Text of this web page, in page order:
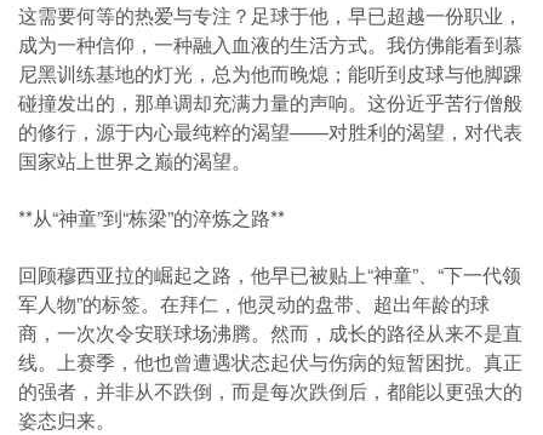
这需要何等的热爱与专注？足球于他，早已超越一份职业，
成为一种信仰，一种融入血液的生活方式。我仿佛能看到慕
尼黑训练基地的灯光，总为他而晚熄；能听到皮球与他脚踝
碰撞发出的，那单调却充满力量的声响。这份近乎苦行僧般
的修行，源于内心最纯粹的渴望——对胜利的渴望，对代表
国家站上世界之巅的渴望。
**从“神童”到“栋梁”的淬炼之路**
回顾穆西亚拉的崛起之路，他早已被贴上“神童”、“下一代领
军人物”的标签。在拜仁，他灵动的盘带、超出年龄的球
商，一次次令安联球场沸腾。然而，成长的路径从来不是直
线。上赛季，他也曾遭遇状态起伏与伤病的短暂困扰。真正
的强者，并非从不跌倒，而是每次跌倒后，都能以更强大的
姿态归来。